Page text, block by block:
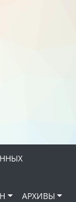
АРХИВЫ